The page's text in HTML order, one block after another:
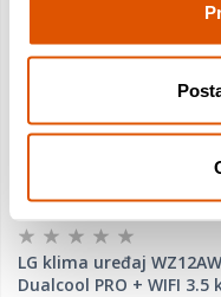
LG klima uređaj
Dualcool PRO + WIFI 3.5